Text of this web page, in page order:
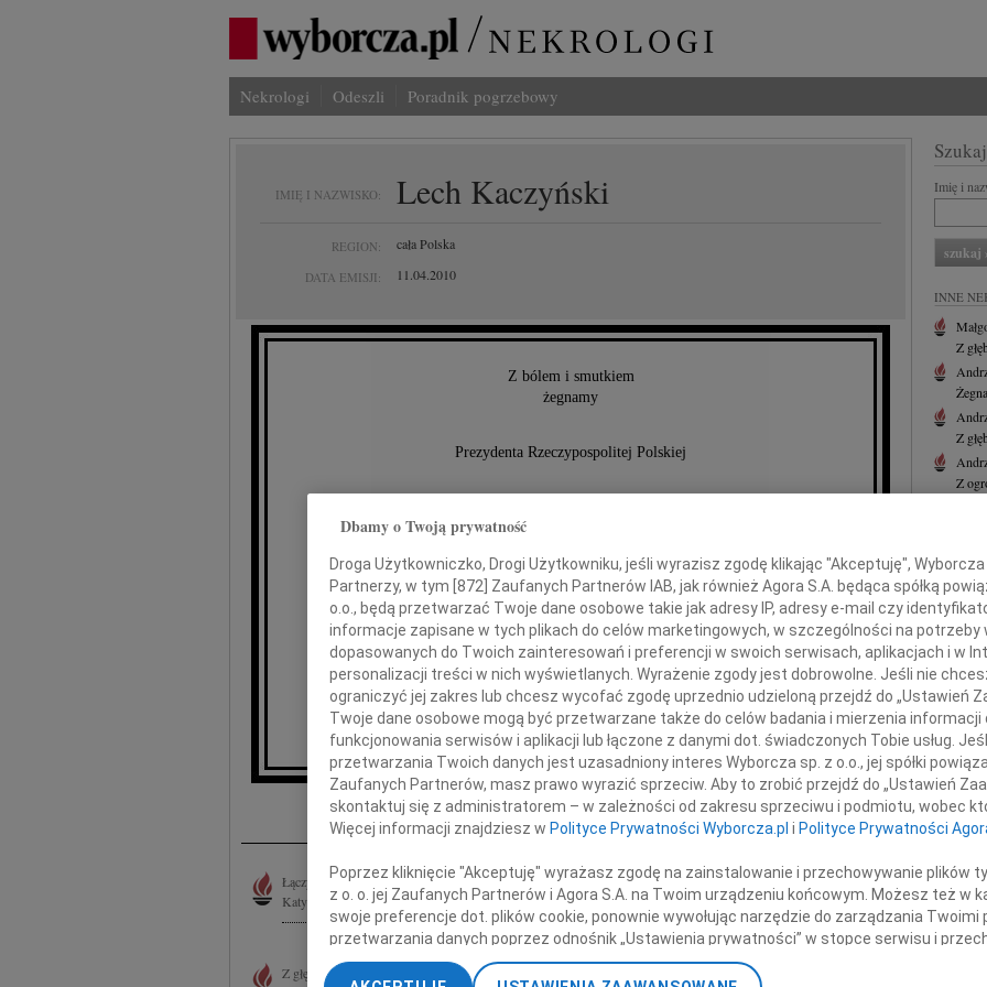
Nekrologi Odeszli Poradnik pogrzebowy
IMIĘ I NAZWISKO: Lech Kaczyński
REGION: cała Polska
DATA EMISJI: 11.04.2010
Z bólem i smutkiem
żegnamy
Prezydenta Rzeczypospolitej Polskiej
Lecha Kaczyńskiego
oraz wybitnych Przedstawicieli życia publicznego,
towarzyszących Panu Prezydentowi
w tragicznie przerwanej podróży do Katynia
Zbigniew Derdziuk
Prezes Zakładu Ubezpieczeń Społecznych
Inne kondolencje
Łączymy się w żałobie po tragicznie zmarłych Osobach w katastrofie samolotowej w Smoleńsku w drodze do
Katynia. Brak jest słów, aby wyrazić smutek i żal po stracie całej Załogi Prezydenta...
Z głębokim bólem przyjęliśmy wiadomość, że wśród ofiar katastrofy lotniczej w Smoleńsku, w której śmierć
Imię i
INNE
Z
Z
Z
Z
Dbamy o Twoją prywatność
Droga Użytkowniczko, Drogi Użytkowniku, jeśli wyrazisz zgodę klikając "Akceptuję",
Partnerzy, w tym [ 872 ] Zaufanych Partnerów IAB, jak również Agora S.A. będąca spółką
o.o., będą przetwarzać Twoje dane osobowe takie jak adresy IP, adresy e-mail czy
informacje zapisane w tych plikach do celów marketingowych, w szczególności na potrzeby
dopasowanych do Twoich zainteresowań i preferencji w swoich serwisach, aplikacjach i w
personalizacji treści w nich wyświetlanych. Wyrażenie zgody jest dobrowolne. Jeśli nie
ograniczyć jej zakres lub chcesz wycofać zgodę uprzednio udzieloną przejdź do „Ustawień
Twoje dane osobowe mogą być przetwarzane także do celów badania i mierzenia
funkcjonowania serwisów i aplikacji lub łączone z danymi dot. świadczonych Tobie usług.
przetwarzania Twoich danych jest uzasadniony interes Wyborcza sp. z o.o., jej spółki
Zaufanych Partnerów, masz prawo wyrazić sprzeciw. Aby to zrobić przejdź do „Ustawień
skontaktuj się z administratorem – w zależności od zakresu sprzeciwu i podmiotu, wobec
Więcej informacji znajdziesz w Polityce Prywatności Wyborcza.pl i Polityce Prywatności
Poprzez kliknięcie "Akceptuję" wyrażasz zgodę na zainstalowanie i przechowywanie plików
z o. o. jej Zaufanych Partnerów i Agora S.A. na Twoim urządzeniu końcowym. Możesz też w
swoje preferencje dot. plików cookie, ponownie wywołując narzędzie do zarządzania Twoimi
przetwarzania danych poprzez odnośnik „Ustawienia prywatności” w stopce serwisu i
„Ustawienia zaawansowane”. Zmiana ustawień plików cookie możliwa jest także za pomocą